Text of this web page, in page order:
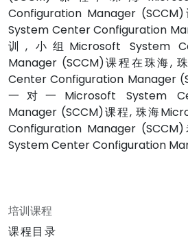
Configuration Manager
System Center Configuration
训, 小组Microsoft System
Manager (SCCM)课程在珠海,
Center Configuration Manager
一对一Microsoft System
Manager (SCCM)课程, 珠海
Configuration Manager
System Center Configuration
培训课程
课程目录